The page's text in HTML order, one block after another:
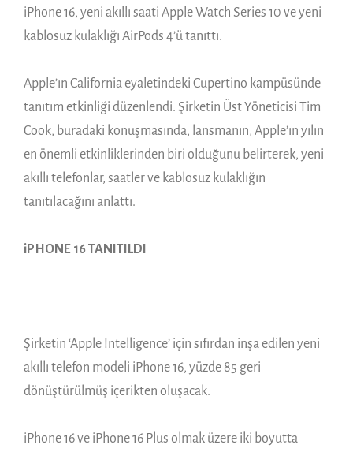
iPhone 16, yeni akıllı saati Apple Watch Series 10 ve yeni
kablosuz kulaklığı AirPods 4’ü tanıttı.
Apple’ın California eyaletindeki Cupertino kampüsünde
tanıtım etkinliği düzenlendi. Şirketin Üst Yöneticisi Tim
Cook, buradaki konuşmasında, lansmanın, Apple’ın yılın
en önemli etkinliklerinden biri olduğunu belirterek, yeni
akıllı telefonlar, saatler ve kablosuz kulaklığın
tanıtılacağını anlattı.
iPHONE 16 TANITILDI
Şirketin ‘Apple Intelligence’ için sıfırdan inşa edilen yeni
akıllı telefon modeli iPhone 16, yüzde 85 geri
dönüştürülmüş içerikten oluşacak.
iPhone 16 ve iPhone 16 Plus olmak üzere iki boyutta